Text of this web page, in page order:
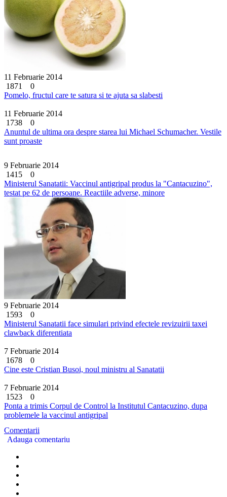
11 Februarie 2014
1871
0
Pomelo, fructul care te satura si te ajuta sa slabesti
11 Februarie 2014
1738
0
Anuntul de ultima ora despre starea lui Michael Schumacher. Vestile
sunt proaste
9 Februarie 2014
1415
0
Ministerul Sanatatii: Vaccinul antigripal produs la "Cantacuzino",
testat pe 62 de persoane. Reactiile adverse, minore
9 Februarie 2014
1593
0
Ministerul Sanatatii face simulari privind efectele revizuirii taxei
clawback diferentiata
7 Februarie 2014
1678
0
Cine este Cristian Busoi, noul ministru al Sanatatii
7 Februarie 2014
1523
0
Ponta a trimis Corpul de Control la Institutul Cantacuzino, dupa
problemele la vaccinul antigripal
Comentarii
Adauga comentariu